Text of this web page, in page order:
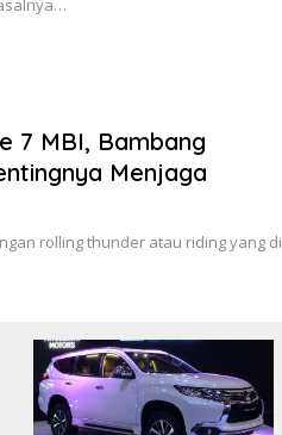
7 MBI, Bambang
Menjaga
rolling thunder atau riding yang di